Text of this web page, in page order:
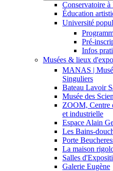
Conservatoire à
Éducation
Université
Pré-
Infos
Musées & lieux
MANAS |
Singuliers
Bateau Lavoir
Musée des
ZOOM, Centre
et industrielle
Espace Alain
Les Bains-
Porte
La maison
Salles
Galerie Eugène